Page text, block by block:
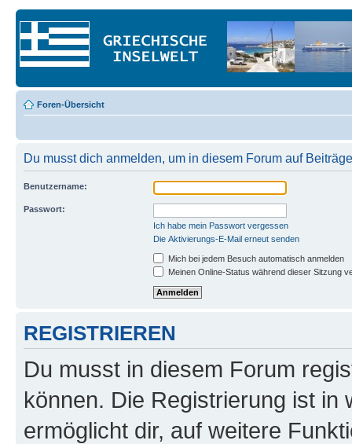
Foren-Übersicht
Du musst dich anmelden, um in diesem Forum auf
Benutzername:
Passwort:
Ich habe mein Passwort vergessen
Die Aktivierungs-E-Mail erneut senden
Mich bei jedem Besuch automatisch anmelden
Meinen Online-Status während dieser Sitzung
REGISTRIEREN
Du musst in diesem Forum
können. Die Registrierung ist in
ermöglicht dir, auf weitere